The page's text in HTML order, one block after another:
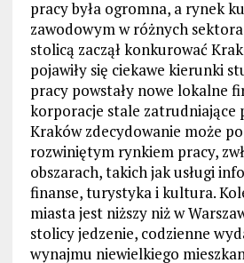
pracy była ogromna, a rynek
zawodowym w różnych
stolicą zaczął konkurować
pojawiły się ciekawe kierunki
pracy powstały nowe lokalne
korporacje stale zatrudniające
Kraków zdecydowanie może
rozwiniętym rynkiem pracy,
obszarach, takich jak usługi
finanse, turystyka i kultura.
miasta jest niższy niż w
stolicy jedzenie, codzienne
wynajmu niewielkiego